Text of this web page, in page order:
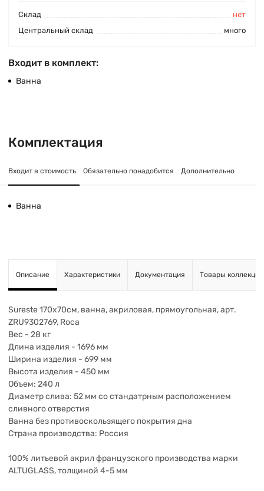
Cклад
нет
Центральный склад
много
Входит в комплект:
Ванна
Комплектация
Входит в стоимость Обязательно понадобится Дополнительно
Ванна
Описание Характеристики Документация Товары коллекции
Sureste 170х70см, ванна, акриловая, прямоугольная, арт.
ZRU9302769, Roca
Вес - 28 кг
Длина изделия - 1696 мм
Ширина изделия - 699 мм
Высота изделия - 450 мм
Объем: 240 л
Диаметр слива: 52 мм со стандатрным расположением
сливного отверстия
Ванна без противоскользящего покрытия дна
Страна производства: Россия
100% литьевой акрил французского производства марки
ALTUGLASS, толщиной 4-5 мм